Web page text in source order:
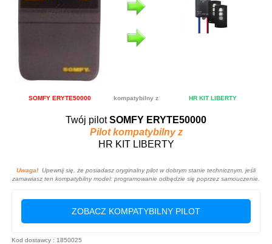
SOMFY ERYTE50000 kompatybilny z HR KIT LIBERTY
Twój pilotSOMFY ERYTE50000
Pilot kompatybilny z
HR KIT LIBERTY
Uwaga! Upewnij się, że posiadasz oryginalny pilot w dobrym stanie technicznym, jeśli
zamawiasz ten kompatybilny model: programowanie odbędzie się poprzez samouczenie.
ZOBACZ KOMPATYBILNY PILOT
Kod dostawcy : 1850025